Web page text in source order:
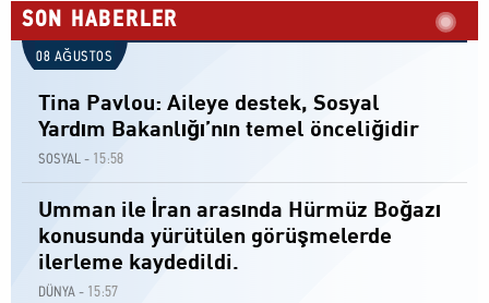
SON HABERLER
08 AĞUSTOS
Tina Pavlou: Aileye destek, Sosyal
Yardım Bakanlığı’nın temel önceliğidir
SOSYAL - 15:58
Umman ile İran arasında Hürmüz Boğazı
konusunda yürütülen görüşmelerde
ilerleme kaydedildi.
DÜNYA - 15:57